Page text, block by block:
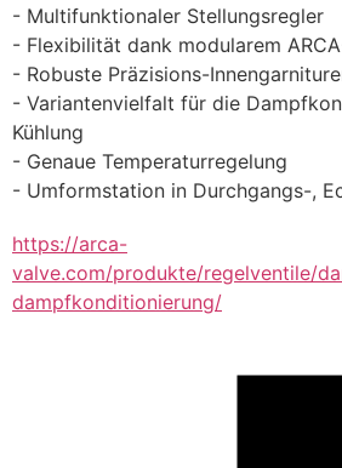
- Multifunktionaler Stellungsregler
- Flexibilität dank modularem
- Robuste Präzisions-
- Variantenvielfalt für die
Kühlung
- Genaue Temperaturregelung
- Umformstation in Durchgangs-,
https://arca-
valve.com/produkte/regelventile/
dampfkonditionierung/